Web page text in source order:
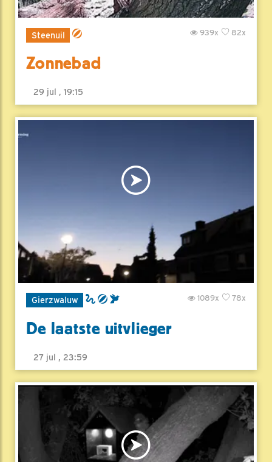
Steenuil 82x
939x
Zonnebad
29 jul , 19:15
Gierzwaluw 78x
1089x
De laatste uitvlieger
27 jul , 23:59